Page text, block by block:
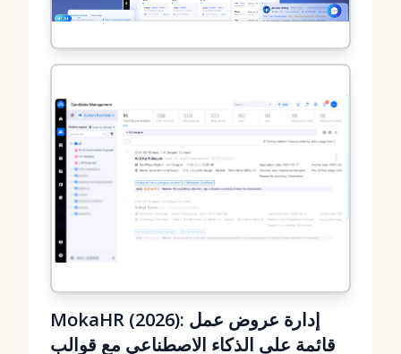
MokaHR (2026): إدارة عروض عمل
قائمة على الذكاء الاصطناعي مع قوالب